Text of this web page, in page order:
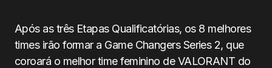
Após as três Etapas Qualificatórias, os 8 melhores
times irão formar a Game Changers Series 2, que
coroará o melhor time feminino de VALORANT do